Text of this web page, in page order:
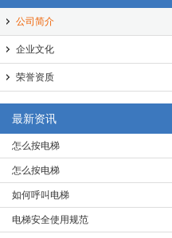
公司简介
企业文化
荣誉资质
最新资讯
怎么按电梯
怎么按电梯
如何呼叫电梯
电梯安全使用规范